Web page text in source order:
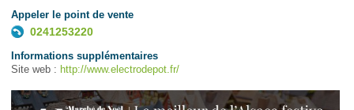
Appeler le point de vente
0241253220
Informations supplémentaires
Site web : http://www.electrodepot.fr/